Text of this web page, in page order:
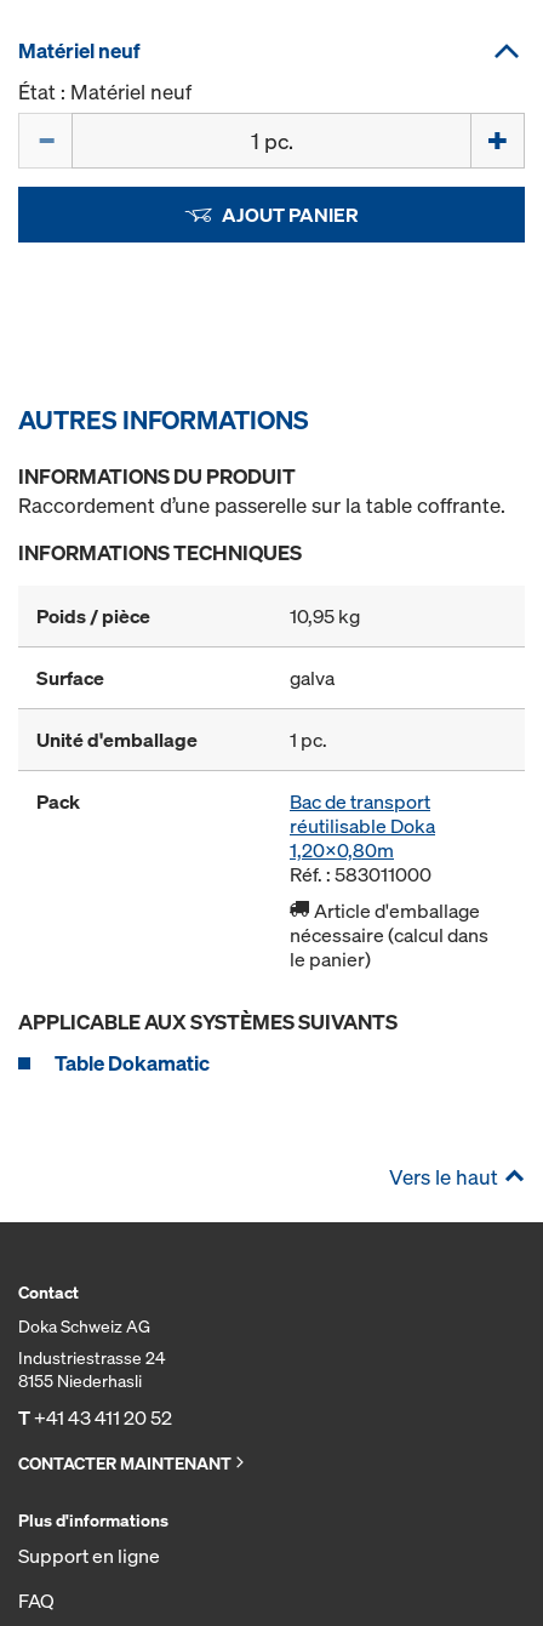
Matériel neuf
État : Matériel neuf
AJOUT PANIER
AUTRES INFORMATIONS
INFORMATIONS DU PRODUIT
Raccordement d’une passerelle sur la table coffrante.
INFORMATIONS TECHNIQUES
Poids / pièce 10,95 kg
Surface galva
Unité d'emballage 1 pc.
Pack
Bac de transport
réutilisable Doka
1,20x0,80m
Réf. : 583011000
Article d'emballage
nécessaire (calcul dans
le panier)
APPLICABLE AUX SYSTÈMES SUIVANTS
Table Dokamatic
Vers le haut
Contact
Doka Schweiz AG
Industriestrasse 24
8155 Niederhasli
T+41 43 411 20 52
CONTACTER MAINTENANT
Plus d'informations
Support en ligne
FAQ